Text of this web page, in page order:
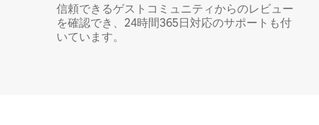
信頼できるゲストコミュニティからのレビュー
を確認でき、24時間365日対応のサポートも付
いています。